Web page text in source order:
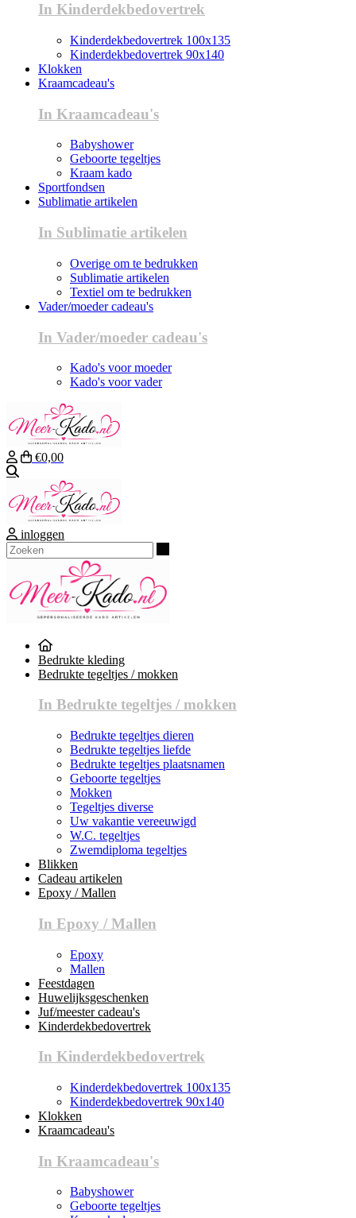
In Kinderdekbedovertrek
Kinderdekbedovertrek 100x135
Kinderdekbedovertrek 90x140
Klokken
Kraamcadeau's
In Kraamcadeau's
Babyshower
Geboorte tegeltjes
Kraam kado
Sportfondsen
Sublimatie artikelen
In Sublimatie artikelen
Overige om te bedrukken
Sublimatie artikelen
Textiel om te bedrukken
Vader/moeder cadeau's
In Vader/moeder cadeau's
Kado's voor moeder
Kado's voor vader
€0,00
inloggen
Bedrukte kleding
Bedrukte tegeltjes / mokken
In Bedrukte tegeltjes / mokken
Bedrukte tegeltjes dieren
Bedrukte tegeltjes liefde
Bedrukte tegeltjes plaatsnamen
Geboorte tegeltjes
Mokken
Tegeltjes diverse
Uw vakantie vereeuwigd
W.C. tegeltjes
Zwemdiploma tegeltjes
Blikken
Cadeau artikelen
Epoxy / Mallen
In Epoxy / Mallen
Epoxy
Mallen
Feestdagen
Huwelijksgeschenken
Juf/meester cadeau's
Kinderdekbedovertrek
In Kinderdekbedovertrek
Kinderdekbedovertrek 100x135
Kinderdekbedovertrek 90x140
Klokken
Kraamcadeau's
In Kraamcadeau's
Babyshower
Geboorte tegeltjes